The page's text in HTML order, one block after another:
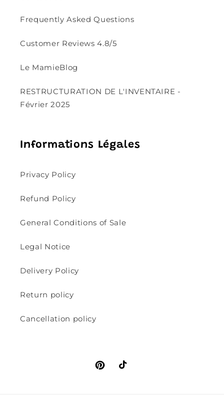
Frequently Asked Questions
Customer Reviews 4.8/5
Le MamieBlog
RESTRUCTURATION DE L'INVENTAIRE -
Février 2025
Informations Légales
Privacy Policy
Refund Policy
General Conditions of Sale
Legal Notice
Delivery Policy
Return policy
Cancellation policy
PinterestTikTok